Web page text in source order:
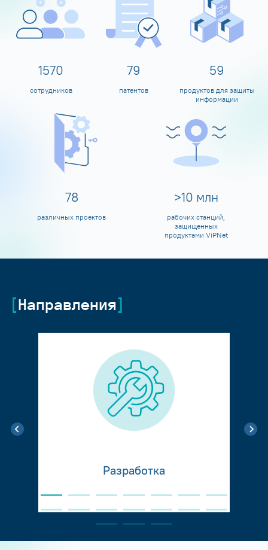
1600
сотрудников
80
патентов
60
продуктов для защиты
информации
80
различных проектов
>10 млн
рабочих станций,
защищенных
продуктами ViPNet
Направления
Разработка